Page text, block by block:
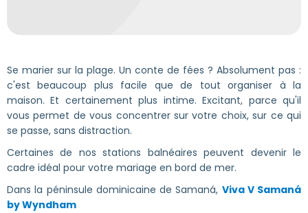
Se marier sur la plage. Un conte de fées ? Absolument pas :
c'est beaucoup plus facile que de tout organiser à la
maison. Et certainement plus intime. Excitant, parce qu'il
vous permet de vous concentrer sur votre choix, sur ce qui
se passe, sans distraction.
Certaines de nos stations balnéaires peuvent devenir le
cadre idéal pour votre mariage en bord de mer.
Dans la péninsule dominicaine de Samaná, Viva V Samaná
by Wyndham